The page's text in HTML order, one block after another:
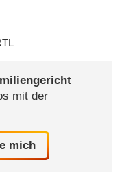
mit der
mich